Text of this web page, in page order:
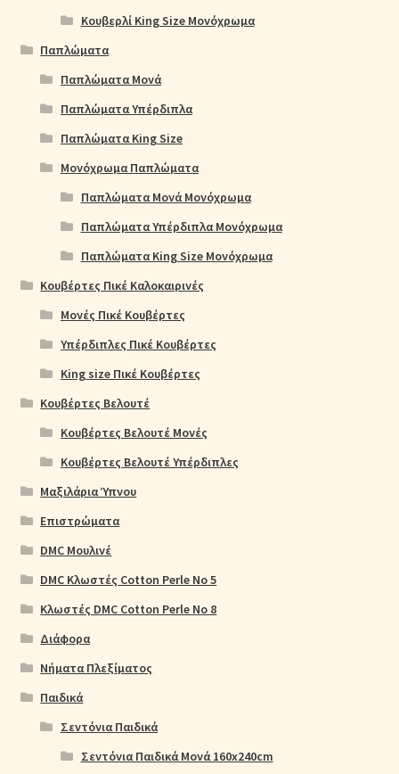
Κουβερλί King Size Μονόχρωμα
Παπλώματα
Παπλώματα Μονά
Παπλώματα Υπέρδιπλα
Παπλώματα King Size
Μονόχρωμα Παπλώματα
Παπλώματα Μονά Μονόχρωμα
Παπλώματα Υπέρδιπλα Μονόχρωμα
Παπλώματα King Size Μονόχρωμα
Κουβέρτες Πικέ Καλοκαιρινές
Μονές Πικέ Κουβέρτες
Υπέρδιπλες Πικέ Κουβέρτες
King size Πικέ Κουβέρτες
Κουβέρτες Βελουτέ
Κουβέρτες Βελουτέ Μονές
Κουβέρτες Βελουτέ Υπέρδιπλες
Μαξιλάρια Ύπνου
Επιστρώματα
DMC Μουλινέ
DMC Κλωστές Cotton Perle No 5
Κλωστές DMC Cotton Perle No 8
Διάφορα
Νήματα Πλεξίματος
Παιδικά
Σεντόνια Παιδικά
Σεντόνια Παιδικά Μονά 160x240cm